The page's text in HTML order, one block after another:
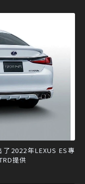
2022年LEXUS ES專
提供